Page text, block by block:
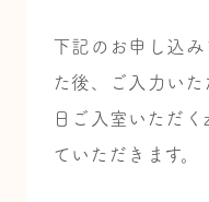
下記のお申し込み
た後、
ご入力い
日ご入室いただ
ていただきます。